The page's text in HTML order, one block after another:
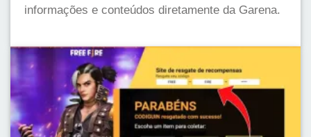
informações e conteúdos diretamente da Garena.